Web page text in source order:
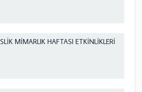
MİMARLIK HAFTASI ETKİNLİKLERİ